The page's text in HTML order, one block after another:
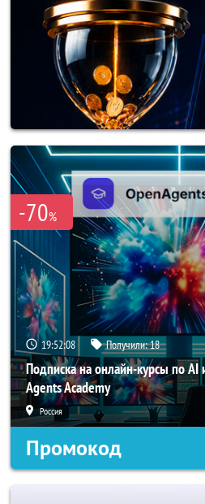
-70%
19:52:05 Получили:18
Подписка на онлайн-курсы по AI
Agents Academy
Россия
Промокод